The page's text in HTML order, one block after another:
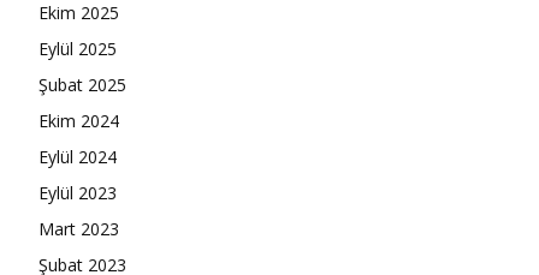
Ekim 2025
Eylül 2025
Şubat 2025
Ekim 2024
Eylül 2024
Eylül 2023
Mart 2023
Şubat 2023